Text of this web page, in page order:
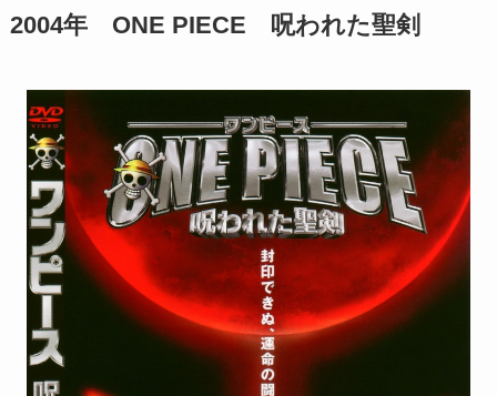
2004年 ONE PIECE 呪われた聖剣